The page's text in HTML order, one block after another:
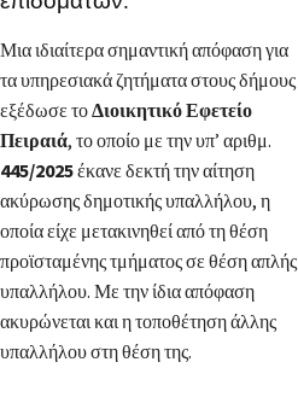
Μια ιδιαίτερα σημαντική απόφαση για
τα υπηρεσιακά ζητήματα στους δήμους
εξέδωσε τοΔιοικητικό Εφετείο
Πειραιά, το οποίο με την υπ’ αριθμ.
445/2025έκανε δεκτή την αίτηση
ακύρωσης δημοτικής υπαλλήλου, η
οποία είχε μετακινηθεί από τη θέση
προϊσταμένης τμήματος σε θέση απλής
υπαλλήλου. Με την ίδια απόφαση
ακυρώνεται και η τοποθέτηση άλλης
υπαλλήλου στη θέση της.